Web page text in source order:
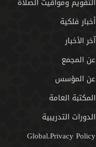
أخبار فلكية
آخر الأخبار
عن المجمع
عن المؤسس
المكتبة العامة
الدورات التدريبية
Global.Privacy Policy